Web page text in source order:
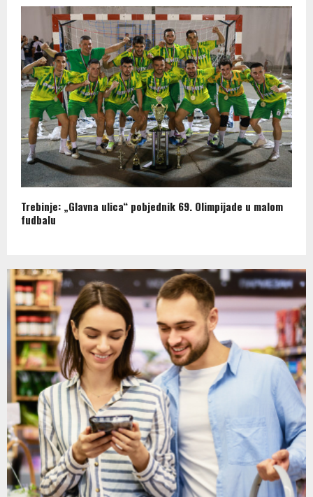
Trebinje: „Glavna ulica“ pobjednik 69. Olimpijade u malom
fudbalu